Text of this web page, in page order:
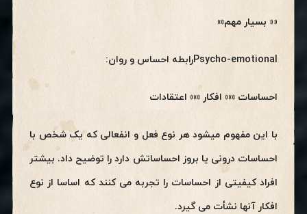
«« بسیار مهم»»
Psycho-emotionalرابطه احساس و روان:
احساسات »»» افکار »»» اعتقادات
با این مفهوم میشود هر نوع فعل و انفعالی که یک شخص با
احساسات درونی یا بروز احساساتش دارد را توضیح داد. بیشتر
افراد کیفیتی از احساسات را تجربه می کنند که اساسا از نوع
افکار آنها نشأت می گیرد.